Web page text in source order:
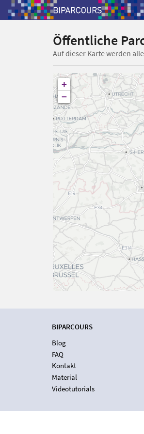
Öffentliche
Auf dieser Karte werden
+
−
BIPARCOURS
Blog
FAQ
Kontakt
Material
Videotutorials